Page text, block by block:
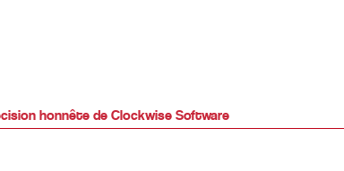
honnête de Clockwise Software